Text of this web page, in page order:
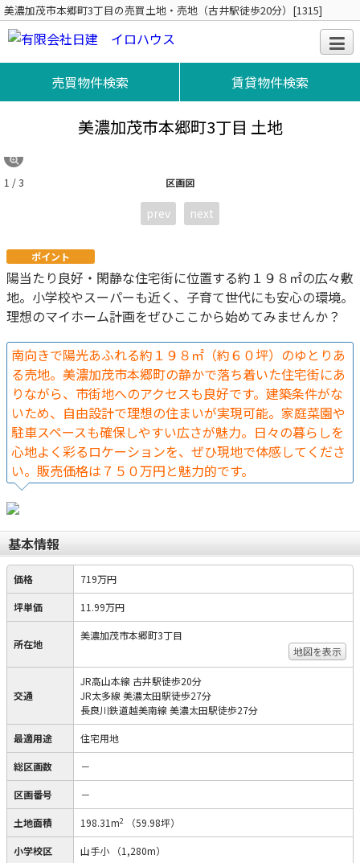
美濃加茂市本郷町3丁目の売買土地・売地（古井駅徒歩20分）[1315]
売買物件検索 賃貸物件検索
美濃加茂市本郷町3丁目 土地
区画図
1 / 3
prev next
ポイント
陽当たり良好・閑静な住宅街に位置する約１９８㎡の広々敷
地。小学校やスーパーも近く、子育て世代にも安心の環境。
理想のマイホーム計画をぜひここから始めてみませんか？
南向きで陽光あふれる約１９８㎡（約６０坪）のゆとりあ
る売地。美濃加茂市本郷町の静かで落ち着いた住宅街にあ
りながら、市街地へのアクセスも良好です。建築条件がな
いため、自由設計で理想の住まいが実現可能。家庭菜園や
駐車スペースも確保しやすい広さが魅力。日々の暮らしを
心地よく彩るロケーションを、ぜひ現地で体感してくださ
い。販売価格は７５０万円と魅力的です。
基本情報
価格 719万円
坪単価 11.99万円
所在地
美濃加茂市本郷町3丁目
地図を表示
交通
JR高山本線 古井駅徒歩20分
JR太多線 美濃太田駅徒歩27分
長良川鉄道越美南線 美濃太田駅徒歩27分
最適用途 住宅用地
総区画数 －
区画番号 －
土地面積 198.31m2 （59.98坪）
小学校区 山手小 （1,280m）